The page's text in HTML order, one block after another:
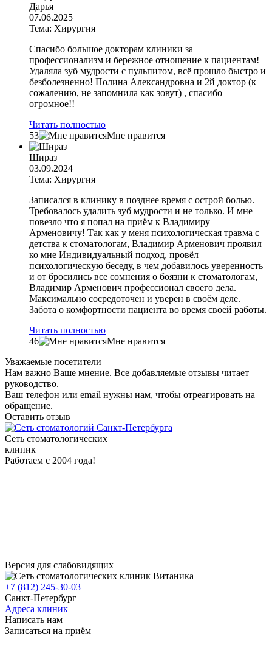
Дарья
07.06.2025
Тема: Хирургия
Спасибо большое докторам клиники за
профессионализм и бережное отношение к пациентам!
Удаляла зуб мудрости с пульпитом, всё прошло быстро и
безболезненно! Полина Александровна и 2й доктор (к
сожалению, не запомнила как зовут) , спасибо
огромное!!
Читать полностью
53
Мне нравится
Шираз
03.09.2024
Тема: Хирургия
Записался в клинику в позднее время с острой болью.
Требовалось удалить зуб мудрости и не только. И мне
повезло что я попал на приём к Владимиру
Арменовичу! Так как у меня психологическая травма с
детства к стоматологам, Владимир Арменович проявил
ко мне Индивидуальный подход, провёл
психологическую беседу, в чем добавилось уверенность
и от бросились все сомнения о боязни к стоматологам,
Владимир Арменович профессионал своего дела.
Максимально сосредоточен и уверен в своём деле.
Забота о комфортности пациента во время своей работы.
Читать полностью
46
Мне нравится
Уважаемые посетители
Нам важно Ваше мнение. Все добавляемые отзывы читает
руководство.
Ваш телефон или email нужны нам, чтобы отреагировать на
обращение.
Оставить отзыв
Сеть стоматологических
клиник
Работаем с 2004 года!
Версия для слабовидящих
+7 (812) 245-30-03
Санкт-Петербург
Адреса клиник
Написать нам
Записаться на приём